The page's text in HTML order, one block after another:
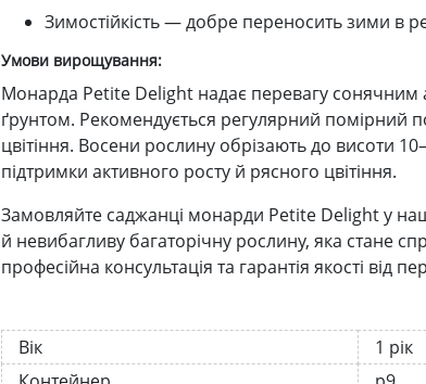
Зимостійкість — добре переносить зими в
Умови вирощування:
Монарда Petite Delight надає перевагу сонячним
ґрунтом. Рекомендується регулярний помірний
цвітіння. Восени рослину обрізають до висоти
підтримки активного росту й рясного цвітіння.
Замовляйте саджанці монарди Petite Delight у
й невибагливу багаторічну рослину, яка стане
професійна консультація та гарантія якості від
Вік
1 рік